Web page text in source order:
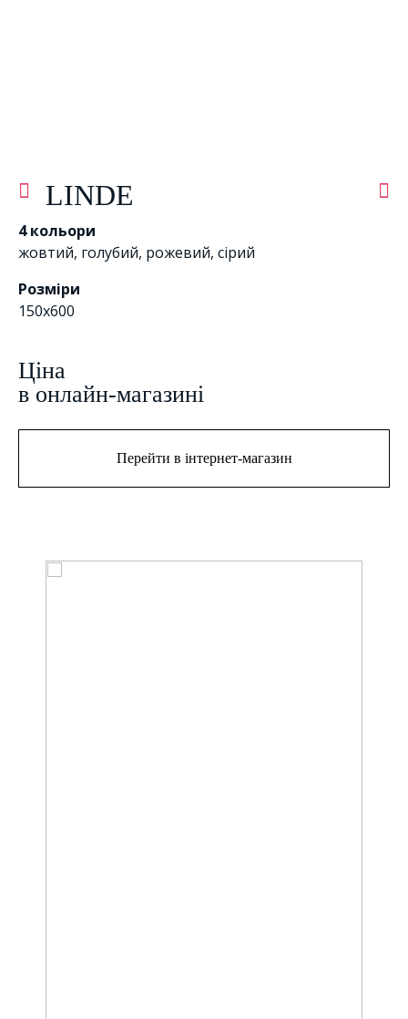
LINDE
4 кольори
жовтий, голубий, рожевий, сірий
Розміри
150x600
Цiна
в онлайн-магазині
Перейти в інтернет-магазин